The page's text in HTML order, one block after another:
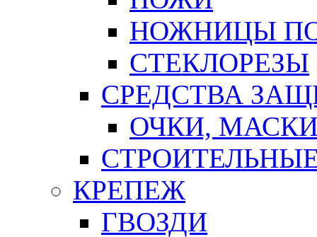
НОЖНИЦЫ
СТЕКЛОРЕЗЫ
СРЕДСТВА
ОЧКИ,
КРЕПЕЖ
ГВОЗДИ